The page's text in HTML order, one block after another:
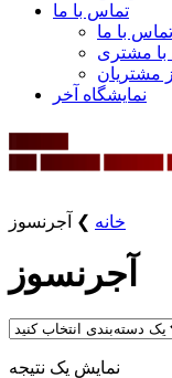
تماس با ما
تماس با ما
با مشتری
مشتریان
نمایشگاه‌ آخر
خانه ❯ آجرنسوز
آجرنسوز
نمایش یک نتیجه